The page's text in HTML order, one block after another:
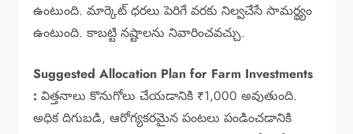
ఉంటుంది. మార్కెట్ ధరలు పెరిగే వరకు నిల్వచేసే సామర్థ్యం
ఉంటుంది. కాబట్టి నష్టాలను నివారించవచ్చు.
Suggested Allocation Plan for Farm Investments
:విత్తనాలు కొనుగోలు చేయడానికి ₹1,000 అవుతుంది.
అధిక దిగుబడి, ఆరోగ్యకరమైన పంటలు పండించడానికి